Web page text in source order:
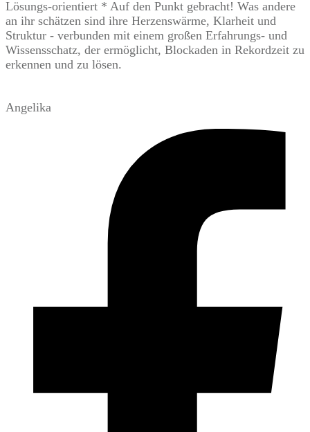
Lösungs-orientiert * Auf den Punkt gebracht! Was andere
an ihr schätzen sind ihre Herzenswärme, Klarheit und
Struktur - verbunden mit einem großen Erfahrungs- und
Wissensschatz, der ermöglicht, Blockaden in Rekordzeit zu
erkennen und zu lösen.
Angelika